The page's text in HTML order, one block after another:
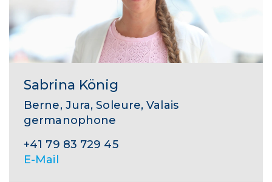
Sabrina König
Berne, Jura, Soleure, Valais
germanophone
+41 79 83 729 45
E-Mail